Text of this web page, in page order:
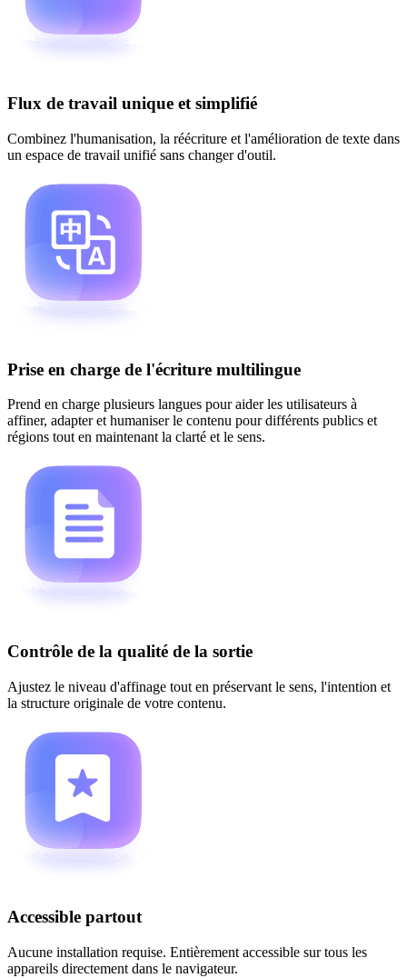
Flux de travail unique et simplifié
Combinez l'humanisation, la réécriture et l'amélioration de texte dans
un espace de travail unifié sans changer d'outil.
Prise en charge de l'écriture multilingue
Prend en charge plusieurs langues pour aider les utilisateurs à
affiner, adapter et humaniser le contenu pour différents publics et
régions tout en maintenant la clarté et le sens.
Contrôle de la qualité de la sortie
Ajustez le niveau d'affinage tout en préservant le sens, l'intention et
la structure originale de votre contenu.
Accessible partout
Aucune installation requise. Entièrement accessible sur tous les
appareils directement dans le navigateur.